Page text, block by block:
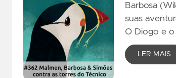
Barbosa
suas
O Diogo e o
LER MAIS